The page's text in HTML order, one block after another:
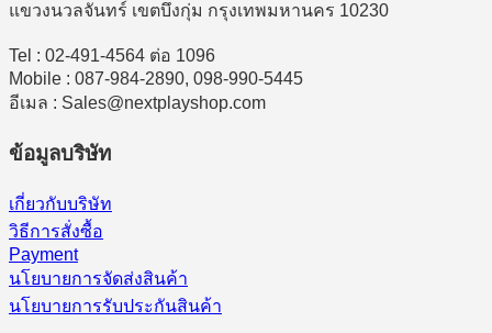
แขวงนวลจันทร์ เขตบึงกุ่ม กรุงเทพมหานคร 10230
Tel : 02-491-4564 ต่อ 1096
Mobile : 087-984-2890, 098-990-5445
อีเมล : Sales@nextplayshop.com
ข้อมูลบริษัท
เกี่ยวกับบริษัท
วิธีการสั่งซื้อ
Payment
นโยบายการจัดส่งสินค้า
นโยบายการรับประกันสินค้า